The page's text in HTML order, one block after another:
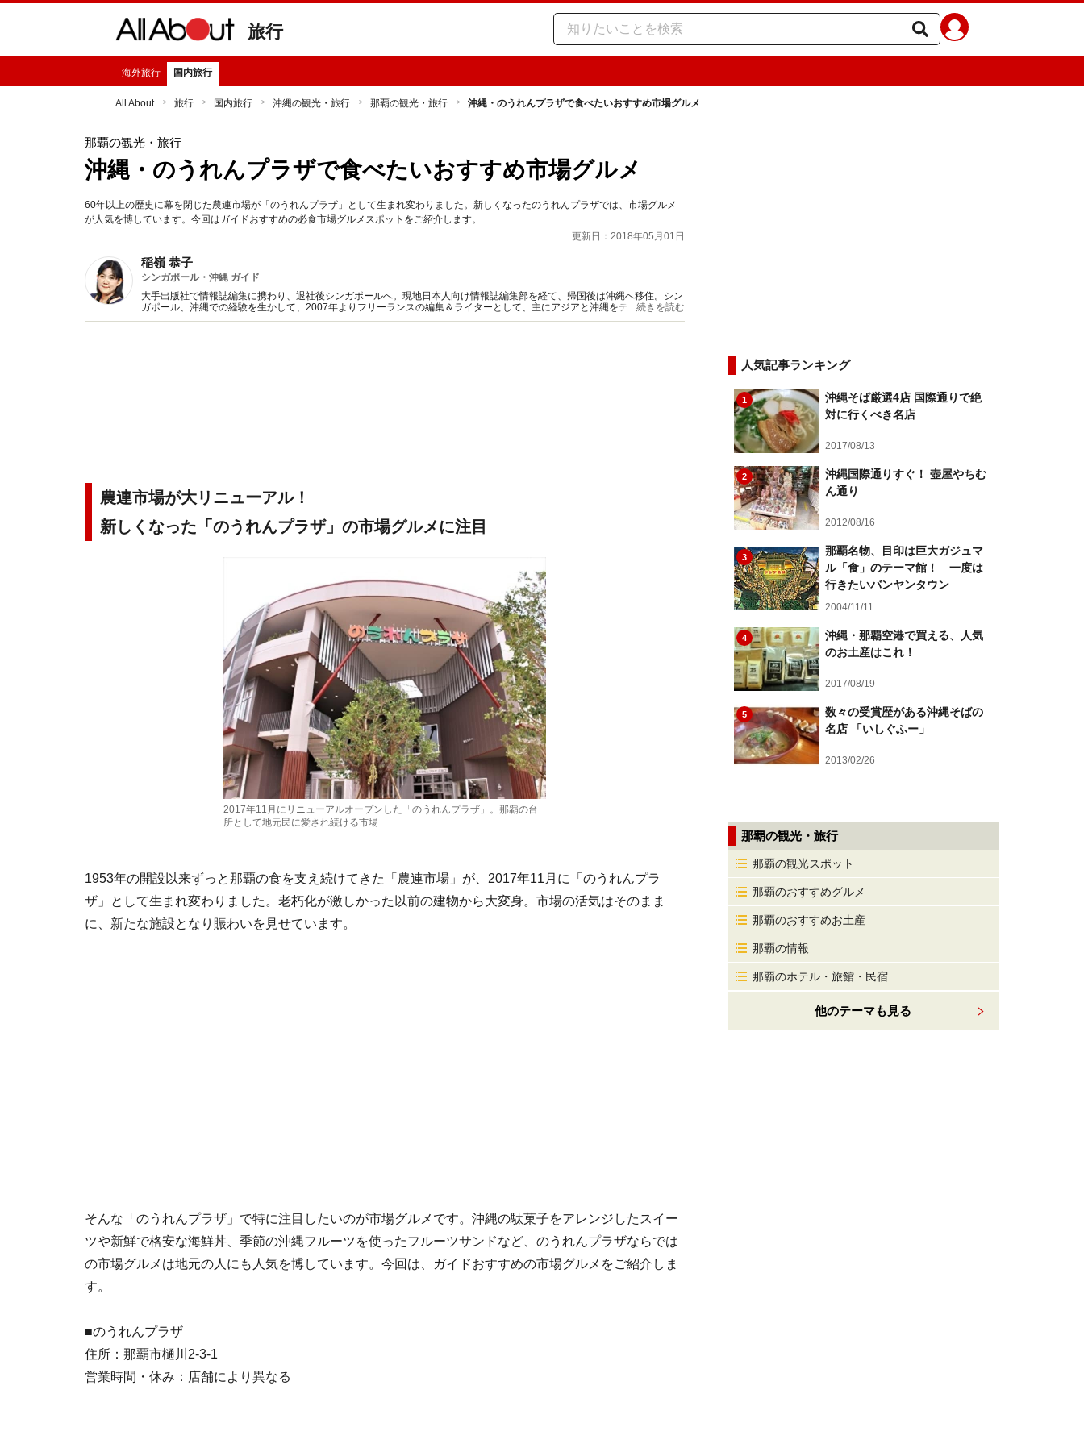
旅行
海外旅行 国内旅行
All About 旅行 国内旅行 沖縄の観光・旅行 那覇の観光・旅行 沖縄・のうれんプラザで食べたいおすすめ市場グルメ
那覇の観光・旅行
沖縄・のうれんプラザで食べたいおすすめ市場グルメ
60年以上の歴史に幕を閉じた農連市場が「のうれんプラザ」として生まれ変わりました。新しくなったのうれんプラザでは、市場グルメ
が人気を博しています。今回はガイドおすすめの必食市場グルメスポットをご紹介します。
更新日：2018年05月01日
稲嶺 恭子
シンガポール・沖縄 ガイド
大手出版社で情報誌編集に携わり、退社後シンガポールへ。現地日本人向け情報誌編集部を経て、帰国後は沖縄へ移住。シン
ガポール、沖縄での経験を生かして、2007年よりフリーランスの編集＆ライターとして、主にアジアと沖縄をテーマとした
ガイドブック・雑誌・書籍・ウエブ媒体などで活躍中。
...続きを読む
農連市場が大リニューアル！
新しくなった「のうれんプラザ」の市場グルメに注目
2017年11月にリニューアルオープンした「のうれんプラザ」。那覇の台
所として地元民に愛され続ける市場
1953年の開設以来ずっと那覇の食を支え続けてきた「農連市場」が、2017年11月に「のうれんプラ
ザ」として生まれ変わりました。老朽化が激しかった以前の建物から大変身。市場の活気はそのまま
に、新たな施設となり賑わいを見せています。
そんな「のうれんプラザ」で特に注目したいのが市場グルメです。沖縄の駄菓子をアレンジしたスイー
ツや新鮮で格安な海鮮丼、季節の沖縄フルーツを使ったフルーツサンドなど、のうれんプラザならでは
の市場グルメは地元の人にも人気を博しています。今回は、ガイドおすすめの市場グルメをご紹介しま
す。
■のうれんプラザ
住所：那覇市樋川2-3-1
営業時間・休み：店舗により異なる
人気記事ランキング
1
沖縄そば厳選4店 国際通りで絶
対に行くべき名店
2017/08/13
2
沖縄国際通りすぐ！ 壺屋やちむ
ん通り
2012/08/16
3
那覇名物、目印は巨大ガジュマ
ル「食」のテーマ館！ 一度は
行きたいバンヤンタウン
2004/11/11
4
沖縄・那覇空港で買える、人気
のお土産はこれ！
2017/08/19
5
数々の受賞歴がある沖縄そばの
名店 「いしぐふー」
2013/02/26
那覇の観光・旅行
那覇の観光スポット
那覇のおすすめグルメ
那覇のおすすめお土産
那覇の情報
那覇のホテル・旅館・民宿
他のテーマも見る